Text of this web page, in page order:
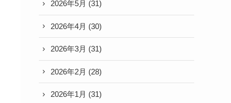
2026年5月 (31)
2026年4月 (30)
2026年3月 (31)
2026年2月 (28)
2026年1月 (31)